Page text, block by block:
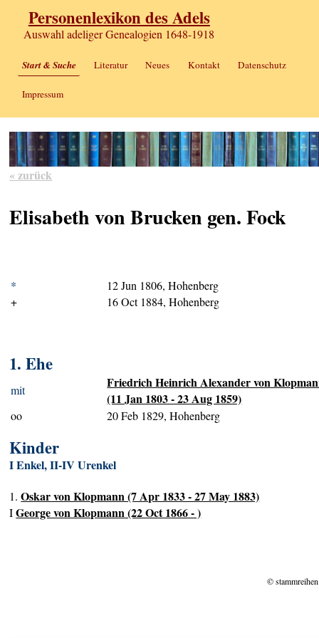
Personenlexikon des Adels
Auswahl adeliger Genealogien 1648-1918
Start & Suche Literatur Neues Kontakt Datenschutz
Impressum
« zurück
Elisabeth von Brucken gen. Fock
*
12 Jun 1806, Hohenberg
+
16 Oct 1884, Hohenberg
1. Ehe
mit
Friedrich Heinrich Alexander von
(11 Jan 1803 - 23 Aug 1859)
oo 20 Feb 1829, Hohenberg
Kinder
I Enkel, II-IV Urenkel
1.Oskar von Klopmann (7 Apr 1833 - 27 May 1883)
IGeorge von Klopmann (22 Oct 1866 - )
©